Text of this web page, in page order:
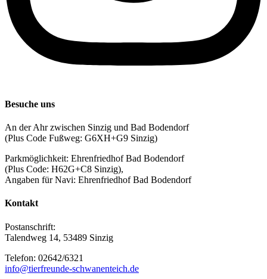
Besuche uns
An der Ahr zwischen Sinzig und Bad Bodendorf
(Plus Code Fußweg: G6XH+G9 Sinzig)
Parkmöglichkeit: Ehrenfriedhof Bad Bodendorf
(Plus Code: H62G+C8 Sinzig),
Angaben für Navi: Ehrenfriedhof Bad Bodendorf
Kontakt
Postanschrift:
Talendweg 14, 53489 Sinzig
Telefon: 02642/6321
info@tierfreunde-schwanenteich.de